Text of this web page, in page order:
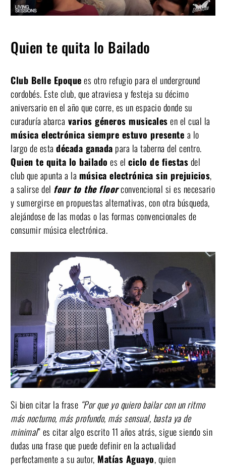
Quien te quita lo Bailado
Club Belle Epoquees otro refugio para el underground
cordobés. Este club, que atraviesa y festeja su décimo
aniversario en el año que corre, es un espacio donde su
curaduría abarca varios géneros musicalesen el cual la
música electrónica siempre estuvo presente a lo
largo de esta década ganada para la taberna del centro.
Quien te quita lo bailado es el ciclo de fiestasdel
club que apunta a la música electrónica sin prejuicios,
a salirse del four to the floorconvencional si es necesario
y sumergirse en propuestas alternativas, con otra búsqueda,
alejándose de las modas o las formas convencionales de
consumir música electrónica.
Si bien citar la frase “Por que yo quiero bailar con un ritmo
más nocturno, más profundo, más sensual, basta ya de
minimal” es citar algo escrito 11 años atrás, sigue siendo sin
dudas una frase que puede definir en la actualidad
perfectamente a su autor, Matías Aguayo, quien